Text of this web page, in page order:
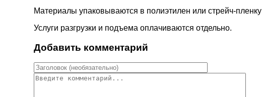
Материалы упаковываются в полиэтилен или стрейч-пленку
Услуги разгрузки и подъема оплачиваются отдельно.
Добавить комментарий